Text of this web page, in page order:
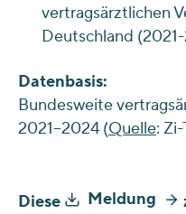
vertragsärztlichen
Deutschland
Datenbasis:
Bundesweite
2021–2024 (Quelle:
Diese Meldung